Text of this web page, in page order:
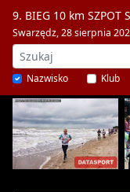
9. BIEG 10 km SZPOT
Swarzędz, 28 sierpnia
Nazwisko Klub